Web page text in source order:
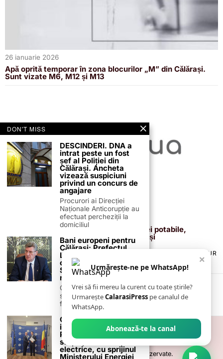
26 ianuarie 2026
Apă oprită temporar în zona blocurilor „M” din Călărași.
Sunt vizate M6, M12 și M13
Avarie la rețeaua de apă: furnizarea apei potabile,
întreruptă temporar în municipiul Călărași
TERMENI ȘI CONDIȚII
POLITICA DE ANULARE & RETUR
PUBLICITATE ONLINE & TIPĂRITĂ
CONTACT
ZIARUL ANUNȚUL CĂLĂRĂȘEAN
© 2026- Toate drepturile sunt rezervate.
×
Urmărește-ne pe WhatsApp!
Vrei să fii mereu la curent cu toate știrile?
UrmareșteCalarasiPress pe canalul de
WhatsApp.
Abonează-te la canal
DON'T MISS
DESCINDERI. DNA a
intrat peste un fost
șef al Poliției din
Călărași. Ancheta
vizează suspiciuni
privind un concurs de
angajare
Procurori ai Direcției
Naționale Anticorupție au
efectuat percheziții la
domiciliul
Bani europeni pentru
Călărași: Prefectul
Laurențiu State anunță
colaborarea cu ADR
Sud-Muntenia pentru
noi finanțări
Călărașul se pregătește
să intre pe harta
finanțărilor europene, cu
Comuna Roseți
investește în viitor:
Panouri fotovoltaice și
stație pentru mașini
electrice, cu sprijinul
Ministerului Energiei